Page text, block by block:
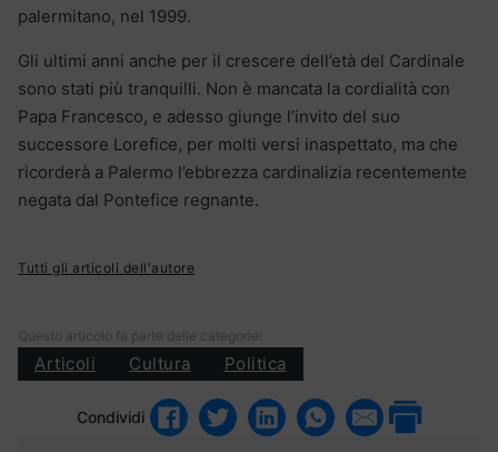
palermitano, nel 1999.
Gli ultimi anni anche per il crescere dell’età del Cardinale
sono stati più tranquilli. Non è mancata la cordialità con
Papa Francesco, e adesso giunge l’invito del suo
successore Lorefice, per molti versi inaspettato, ma che
ricorderà a Palermo l’ebbrezza cardinalizia recentemente
negata dal Pontefice regnante.
Tutti gli articoli dell'autore
Questo articolo fa parte delle categorie:
Articoli Cultura Politica
Condividi